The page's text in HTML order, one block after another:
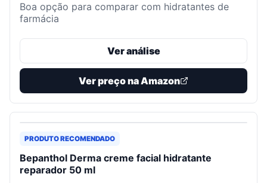
Boa opção para comparar com hidratantes de
farmácia
Ver análise
Ver preço na Amazon
PRODUTO RECOMENDADO
Bepanthol Derma creme facial hidratante
reparador 50 ml